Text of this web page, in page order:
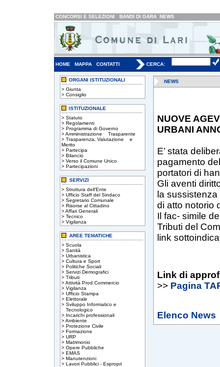
CONCORSI E SELEZIONI BANDI DI GARA NEWS
HOME MAPPA CONTATTI CERCA:
ORGANI ISTITUZIONALI
> Giunta
> Consiglio
ISTITUZIONALE
> Statuto
> Regolamenti
> Programma di Governo
>Amministrazione Trasparente
> Trasparenza, Valutazione e
Merito
> Partecipa
> Bilancio
> Verso il Comune Unico
> Partecipazioni
SERVIZI
> Struttura dell'Ente
> Ufficio Staff del Sindaco
> Segretario Comunale
> Risorse al Cittadino
>Affari Generali
> Tecnico
> Vigilanza
AREE TEMATICHE
> Scuola
> Sanità
> Urbanistica
> Cultura e Sport
> Politiche Sociali
> Servizi Demografici
> Tributi
>Attività Prod.Commercio
> Vigilanza
> Ufficio Stampa
> Elettorale
> Sviluppo Informatico e
Tecnologico
> Incarichi professionali
>Ambiente
> Protezione Civile
> Formazione
> URP
> Matrimonio
> Opere Pubbliche
> EMAS
> Manutenzioni
> Lavori Pubblici - Espropri
NEWS
NUOVE
URBANI
E’ stata
pagamento
portatori di
Gli aventi
la
di atto notorio
Il fac- simile
Tributi del
link
Link di
>> Pagina
Elenco News